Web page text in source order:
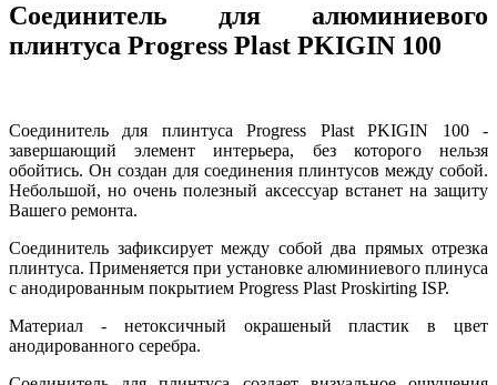
Соединитель для алюминиевого
плинтуса Progress Plast PKIGIN 100
Соединитель для плинтуса Progress Plast PKIGIN 100 -
завершающий элемент интерьера, без которого нельзя
обойтись. Он создан для соединения плинтусов между собой.
Небольшой, но очень полезный аксессуар встанет на защиту
Вашего ремонта.
Соединитель зафиксирует между собой два прямых отрезка
плинтуса. Применяется при установке алюминиевого плинуса
с анодированным покрытием Progress Plast Proskirting ISP.
Материал - нетоксичный окрашеный пластик в цвет
анодированного серебра.